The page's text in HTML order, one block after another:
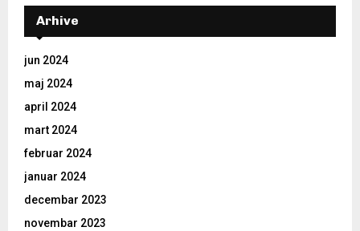
Arhive
jun 2024
maj 2024
april 2024
mart 2024
februar 2024
januar 2024
decembar 2023
novembar 2023